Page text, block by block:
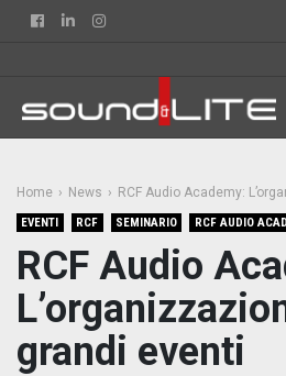
FacebookLinkedin
Home News RCF Audio Academy:
EVENTI RCF SEMINARIO RCF AUDIO
RCF Audio
grandi eventi